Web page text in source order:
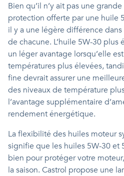
Bien qu’il n’y ait pas une
protection offerte par une huile
il y a une légère différence
de chacune. L’huile 5W-30 plus
un léger avantage lorsqu’elle
températures plus élevées,
fine devrait assurer une
des niveaux de température
l’avantage supplémentaire
rendement énergétique.
La flexibilité des huiles moteur
signifie que les huiles 5W-30 et
bien pour protéger votre
la saison. Castrol propose une